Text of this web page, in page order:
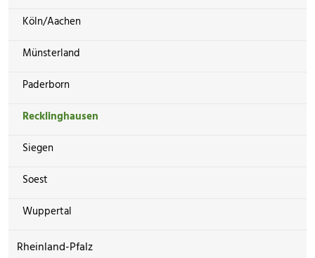
Köln/Aachen
Münsterland
Paderborn
Recklinghausen
Siegen
Soest
Wuppertal
Rheinland-Pfalz